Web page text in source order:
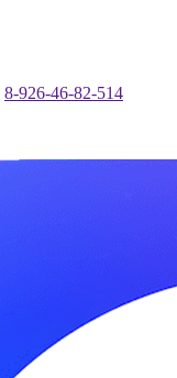
8-926-46-82-514